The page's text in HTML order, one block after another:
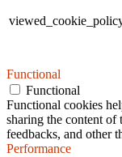
Functional
Functional
Functional cookies
sharing the content of
feedbacks, and other
Performance